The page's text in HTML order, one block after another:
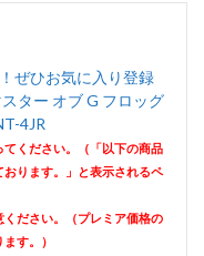
ぜひお気に入り登録
ター オブ G フロッグ
4JR
ください。（「以下の商品
ります。」と表示されるペ
ださい。（プレミア価格の
す。）